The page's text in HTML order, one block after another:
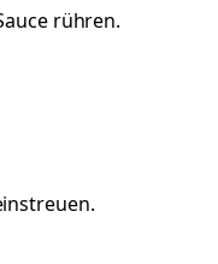
rühren.